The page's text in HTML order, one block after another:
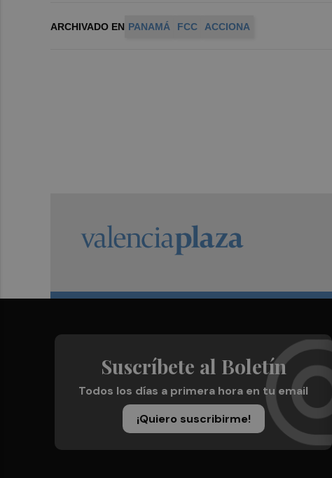
ARCHIVADO EN PANAMÁ FCC ACCIONA
Suscríbete al Boletín
Todos los días a primera hora en tu email
¡Quiero suscribirme!